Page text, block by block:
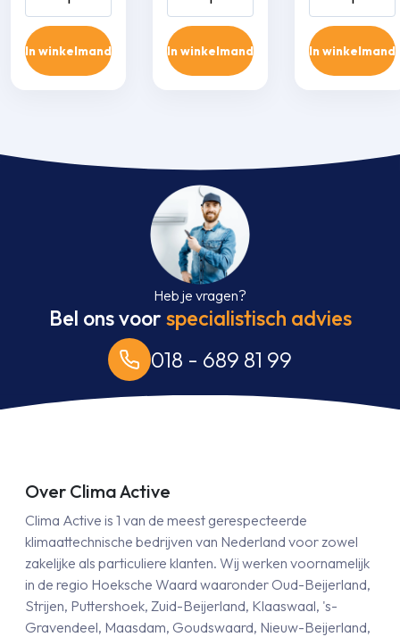
set SRK 50 ZT-
WFB/SRC 50 ZT-
W 5,0 kW inclusief
infrarood
In winkelmand
set SRK 50 ZT-
WFT/SRC 50 ZT-
W 5,0 kW inclusief
infrarood
In winkelmand
set SRK 50
WF/SRC 50
5,0 kW
infrarood
In winkelmand
Heb je vragen?
Bel ons voorspecialistisch advies
018 - 689 81 99
Over Clima Active
Clima Active is 1 van de meest gerespecteerde
klimaattechnische bedrijven van Nederland voor zowel
zakelijke als particuliere klanten. Wij werken voornamelijk
in de regio Hoeksche Waard waaronder Oud-Beijerland,
Strijen, Puttershoek, Zuid-Beijerland, Klaaswaal, 's-
Gravendeel, Maasdam, Goudswaard, Nieuw-Beijerland,